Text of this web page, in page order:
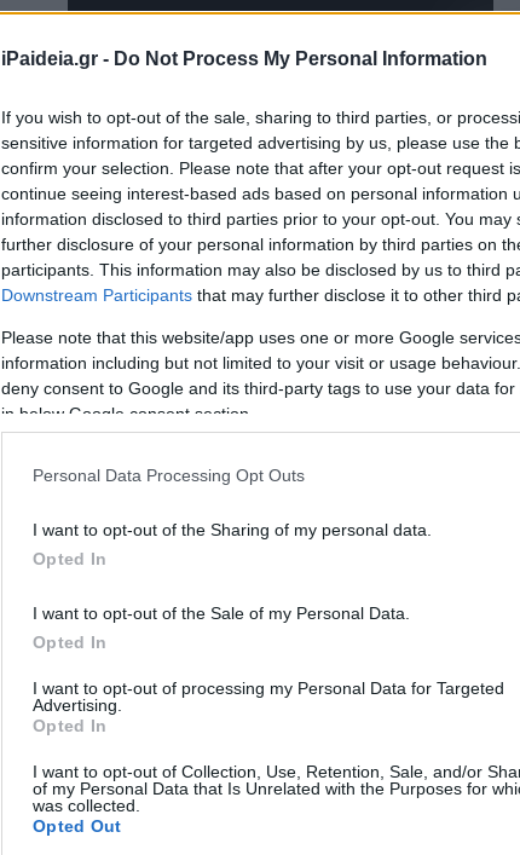
iPaideia.gr - Do Not Process My Personal Information
If you wish to opt-out of the sale, sharing to third parties, or
sensitive information for targeted advertising by us, please use the
confirm your selection. Please note that after your opt-out request
continue seeing interest-based ads based on personal information
information disclosed to third parties prior to your opt-out. You
further disclosure of your personal information by third parties on
participants. This information may also be disclosed by us to third
Downstream Participants that may further disclose it to other third
Please note that this website/app uses one or more Google
information including but not limited to your visit or usage
deny consent to Google and its third-party tags to use your data
in below Google consent section.
Personal Data Processing Opt Outs
I want to opt-out of the Sharing of my personal data.
Opted In
I want to opt-out of the Sale of my Personal Data.
Opted In
I want to opt-out of processing my Personal Data for Targeted
Advertising.
Opted In
I want to opt-out of Collection, Use, Retention, Sale, and/or
of my Personal Data that Is Unrelated with the Purposes for
was collected.
Opted Out
η
με
να